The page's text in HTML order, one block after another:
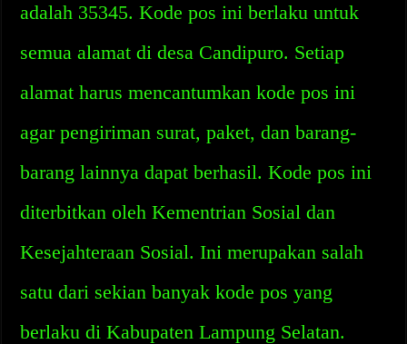
adalah 35345. Kode pos ini berlaku untuk
semua alamat di desa Candipuro. Setiap
alamat harus mencantumkan kode pos ini
agar pengiriman surat, paket, dan barang-
barang lainnya dapat berhasil. Kode pos ini
diterbitkan oleh Kementrian Sosial dan
Kesejahteraan Sosial. Ini merupakan salah
satu dari sekian banyak kode pos yang
berlaku di Kabupaten Lampung Selatan.